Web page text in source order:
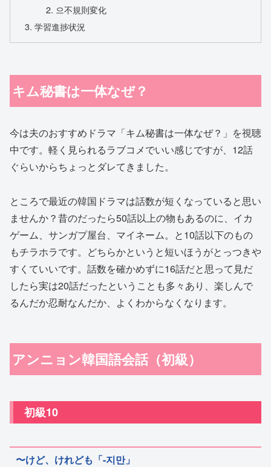
으不規則変化
学習進捗状況
キム秘書は一体なぜ？
今は夫のおすすめドラマ「キム秘書は一体なぜ？」を視聴
中です。軽く見られるラブコメでいい感じですが、12話
ぐらいからちょっとダレてきました。
ところで最近の韓国ドラマは話数が短くなっていると思い
ませんか？昔のだったら50話以上の物もあるのに、イカ
ゲーム、サンガプ屋台、マイネーム。と10話以下のもの
もチラホラです。どちらかというと短いほうがとっつきや
すくていいです。話数を確かめずに16話だと思って見だ
したら実は20話だったということも多々あり、楽しんで
るんだか忍耐なんだか、よくわからなくなります。
アンニョン韓国語会話（初級）
初級10
〜けど、けれども「-지만」